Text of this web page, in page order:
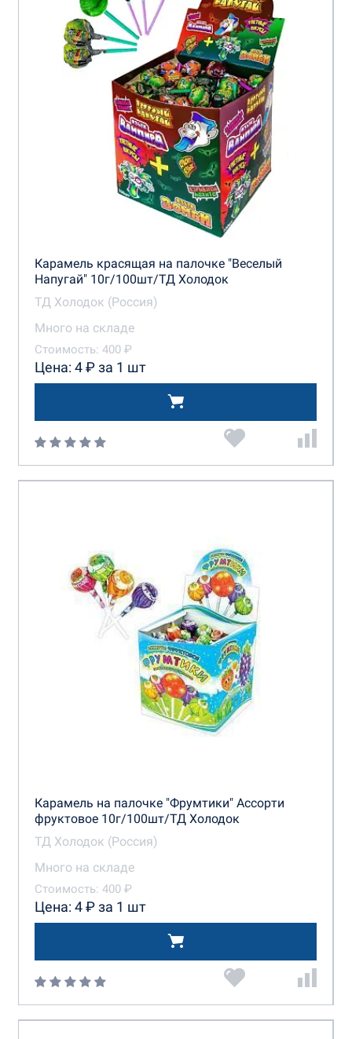
Карамель красящая на палочке "Веселый
Напугай" 10г/100шт/ТД Холодок
ТД Холодок (Россия)
Много на складе
Стоимость: 400 ₽
Цена: 4 ₽ за 1 шт
Карамель на палочке "Фрумтики" Ассорти
фруктовое 10г/100шт/ТД Холодок
ТД Холодок (Россия)
Много на складе
Стоимость: 400 ₽
Цена: 4 ₽ за 1 шт